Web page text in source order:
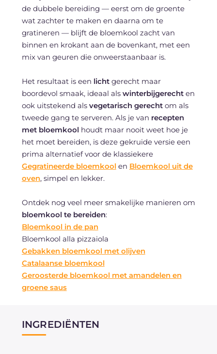
de dubbele bereiding — eerst om de groente
wat zachter te maken en daarna om te
gratineren — blijft de bloemkool zacht van
binnen en krokant aan de bovenkant, met een
mix van geuren die onweerstaanbaar is.
Het resultaat is een lichtgerecht maar
boordevol smaak, ideaal als winterbijgerechten
ook uitstekend als vegetarisch gerechtom als
tweede gang te serveren. Als je van recepten
met bloemkoolhoudt maar nooit weet hoe je
het moet bereiden, is deze gekruide versie een
prima alternatief voor de klassiekere
Gegratineerde bloemkoolen Bloemkool uit de
oven, simpel en lekker.
Ontdek nog veel meer smakelijke manieren om
bloemkool te bereiden:
Bloemkool in de pan
Bloemkool alla pizzaiola
Gebakken bloemkool met olijven
Catalaanse bloemkool
Geroosterde bloemkool met amandelen en
groene saus
INGREDIËNTEN